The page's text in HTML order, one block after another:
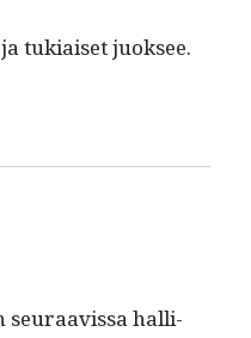
tuki­aiset juoksee.
seu­raavis­sa hal­li­